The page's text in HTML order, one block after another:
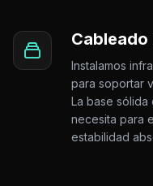
Instalamos
para soportar
La base
necesita para
estabilidad